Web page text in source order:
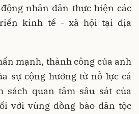
nhân dân thực hiện các
kinh tế - xã hội tại địa
mạnh, thành công của anh
sự cộng hưởng từ nỗ lực cá
sách quan tâm sâu sát của
với vùng đồng bào dân tộc